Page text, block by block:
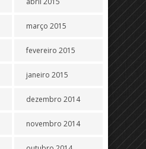
março 2015
fevereiro 2015
janeiro 2015
dezembro 2014
novembro 2014